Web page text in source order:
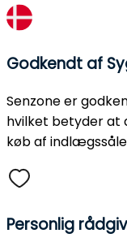
Godkendt af
Senzone er
hvilket betyder at
køb af
Personlig